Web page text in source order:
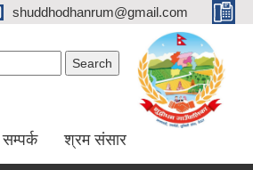
shuddhodhanrum@gmail.com
सम्पर्क श्रम संसार